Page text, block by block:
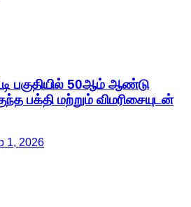
பகுதியில் 50ஆம் ஆண்டு
பக்தி மற்றும் விமரிசையுடன்
1, 2026